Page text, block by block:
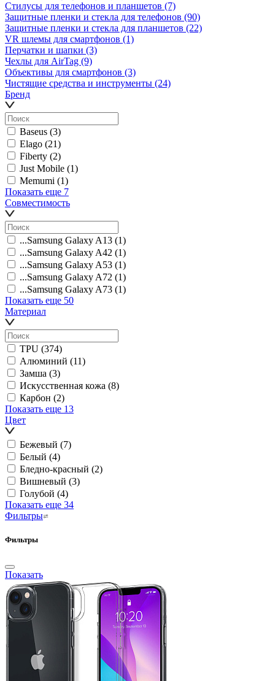
Стилусы для телефонов и планшетов (7)
Защитные пленки и стекла для телефонов (90)
Защитные пленки и стекла для планшетов (22)
VR шлемы для смартфонов (1)
Перчатки и шапки (3)
Чехлы для AirTag (9)
Объективы для смартфонов (3)
Чистящие средства и инструменты (24)
Бренд
Baseus (3)
Elago (21)
Fiberty (2)
Just Mobile (1)
Memumi (1)
Показать еще 7
Совместимость
...Samsung Galaxy A13 (1)
...Samsung Galaxy A42 (1)
...Samsung Galaxy A53 (1)
...Samsung Galaxy A72 (1)
...Samsung Galaxy A73 (1)
Показать еще 50
Материал
TPU (374)
Алюминий (11)
Замша (3)
Искусственная кожа (8)
Карбон (2)
Показать еще 13
Цвет
Бежевый (7)
Белый (4)
Бледно-красный (2)
Вишневый (3)
Голубой (4)
Показать еще 34
Фильтры
Фильтры
Показать